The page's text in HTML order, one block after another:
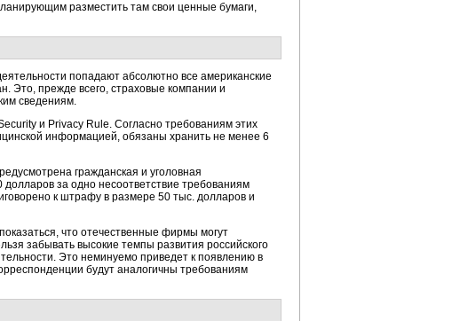
разместить там свои ценные бумаги,
попадают абсолютно все американские
Это, прежде всего, страховые компании и
сведениям.
и Privacy Rule. Согласно требованиям этих
информацией, обязаны хранить не менее 6
гражданская и уголовная
за одно несоответствие требованиям
к штрафу в размере 50 тыс. долларов и
что отечественные фирмы могут
забывать высокие темпы развития российского
Это неминуемо приведет к появлению в
будут аналогичны требованиям